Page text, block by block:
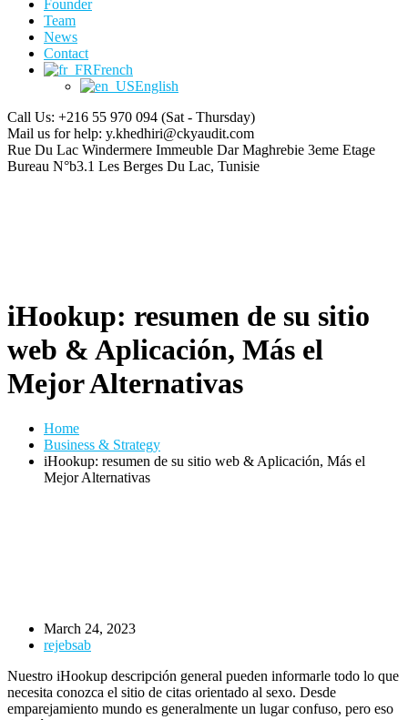
Founder
Team
News
Contact
French
English
Call Us: +216 55 970 094 (Sat - Thursday)
Mail us for help: y.khedhiri@ckyaudit.com
Rue Du Lac Windermere Immeuble Dar Maghrebie 3eme Etage
Bureau N°b3.1 Les Berges Du Lac, Tunisie
iHookup: resumen de su sitio
web & Aplicación, Más el
Mejor Alternativas
Home
Business & Strategy
iHookup: resumen de su sitio web & Aplicación, Más el
Mejor Alternativas
March 24, 2023
rejebsab
Nuestro iHookup descripción general pueden informarle todo lo que
necesita conozca el sitio de citas orientado al sexo. Desde
emparejamiento mundo es generalmente un lugar confuso, pero eso